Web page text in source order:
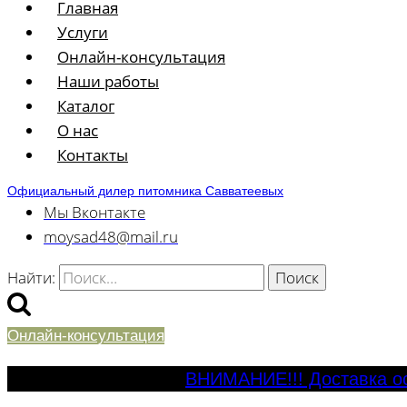
Главная
Услуги
Онлайн-консультация
Наши работы
Каталог
О нас
Контакты
Официальный дилер питомника Савватеевых
Мы Вконтакте
moysad48@mail.ru
Найти:
Онлайн-консультация
ВНИМАНИЕ!!! Доставка